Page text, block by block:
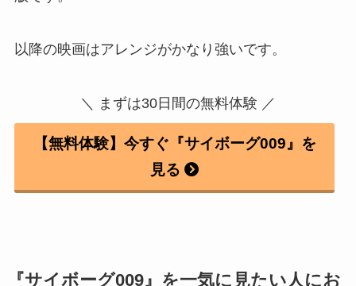
以降の映画はアレンジがかなり強いです。
＼ まずは30日間の無料体験 ／
【無料体験】今すぐ『サイボーグ009』を
見る
『サイボーグ009』を一気に見たい人にお